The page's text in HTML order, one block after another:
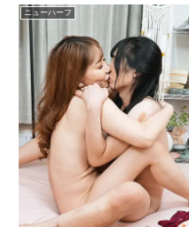
ニューハーフ